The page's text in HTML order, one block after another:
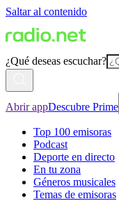
Saltar al contenido
¿Qué deseas escuchar?
Abrir appDescubre Prime
Top 100 emisoras
Podcast
Deporte en directo
En tu zona
Géneros musicales
Temas de emisoras